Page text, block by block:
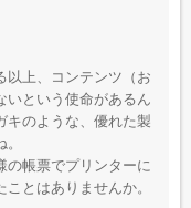
以上、コンテンツ（お
いという使命があるん
キのような、優れた製
の帳票でプリンターに
とはありませんか。